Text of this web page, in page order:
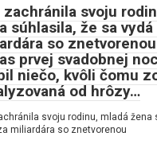
zachránila svoju
súhlasila, že sa vydá
so
prvej svadobnej
niečo, kvôli čomu
od hrôzy…
svoju rodinu, mladá žena
miliardára so znetvorenou